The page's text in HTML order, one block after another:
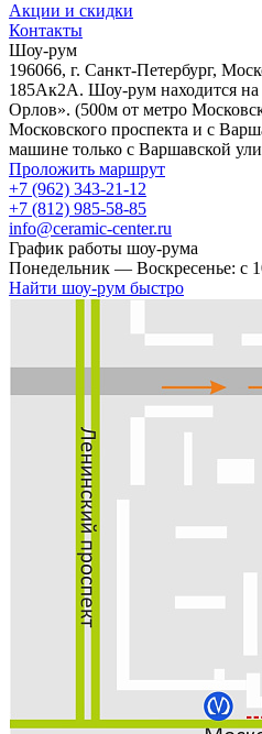
Акции и скидки
Контакты
Шоу-рум
196066, г. Санкт-Петербург,
185Ак2А. Шоу-рум находится
Орлов». (500м от метро
Московского проспекта и с
машине только с Варшавской
Проложить маршрут
+7 (962) 343-21-12
+7 (812) 985-58-85
info@ceramic-center.ru
График работы шоу-рума
Понедельник — Воскресенье: с
Найти шоу-рум быстро